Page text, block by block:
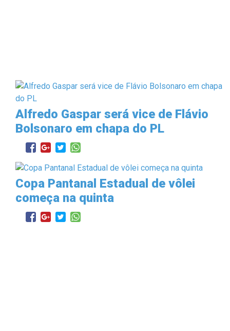
Alfredo Gaspar será vice de Flávio
Bolsonaro em chapa do PL
Copa Pantanal Estadual de vôlei
começa na quinta